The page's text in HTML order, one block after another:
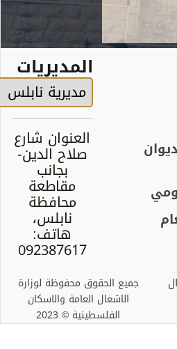
المديريات
العنوان شارع
صلاح الدين-
مقاطعة
محافظة
نابلس،
هاتف:
092387617
جميع الحقوق محفوظة لوزارة
الاشغال العامة والاسكان
الفلسطينية © 2023